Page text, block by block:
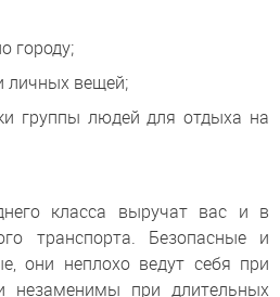
городу;
личных вещей;
группы людей для отдыха на
класса выручат вас и в
транспорта. Безопасные и
они неплохо ведут себя при
незаменимы при длительных